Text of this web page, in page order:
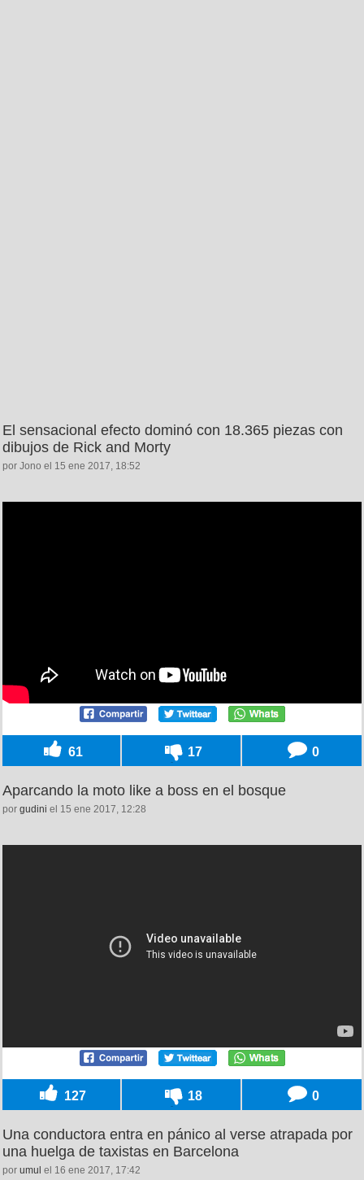
El sensacional efecto dominó con 18.365 piezas con
dibujos de Rick and Morty
por Jono el 15 ene 2017, 18:52
61 17 0
Aparcando la moto like a boss en el bosque
por gudini el 15 ene 2017, 12:28
127 18 0
Una conductora entra en pánico al verse atrapada por
una huelga de taxistas en Barcelona
por umul el 16 ene 2017, 17:42